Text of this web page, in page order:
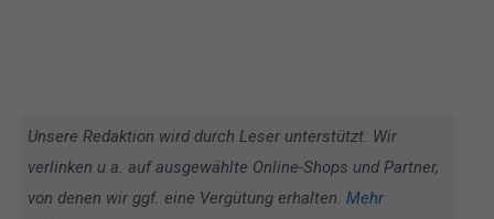
Unsere Redaktion wird durch Leser unterstützt. Wir
verlinken u.a. auf ausgewählte Online-Shops und Partner,
von denen wir ggf. eine Vergütung erhalten. Mehr